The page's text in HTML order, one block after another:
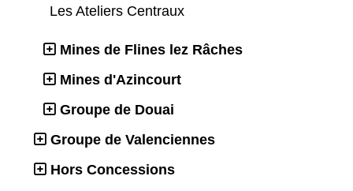
Les Ateliers Centraux
Mines de Flines lez Râches
Mines d'Azincourt
Groupe de Douai
Groupe de Valenciennes
Hors Concessions